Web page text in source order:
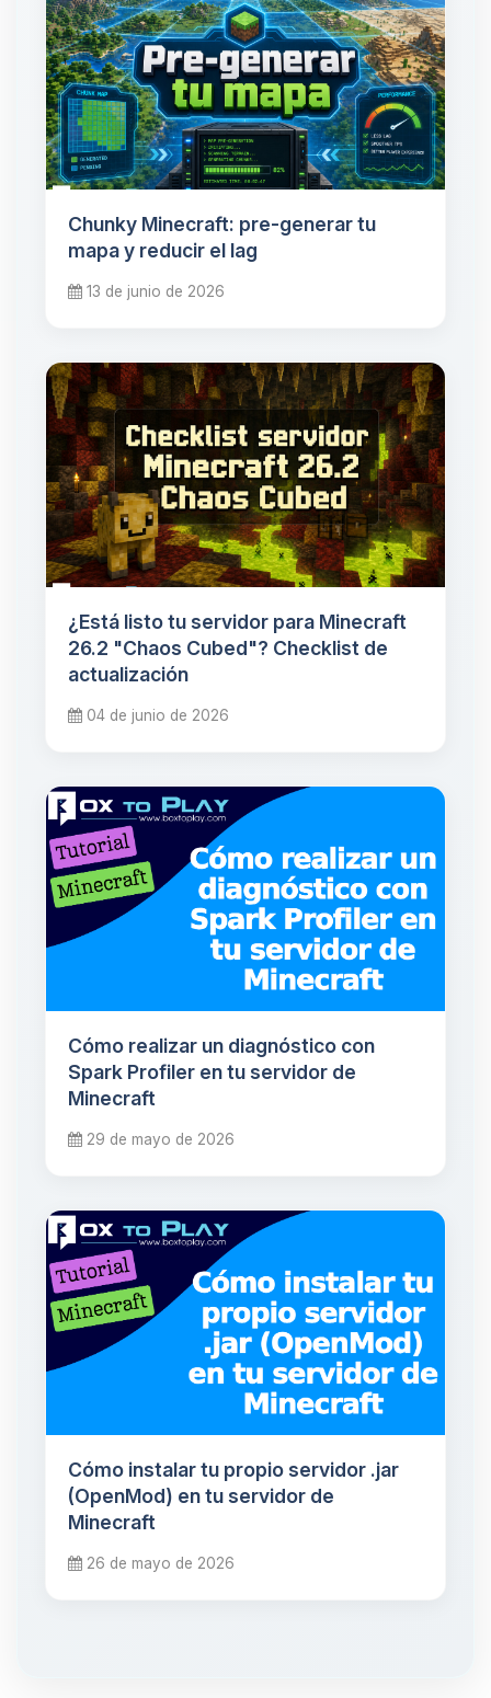
Chunky Minecraft: pre-generar tu
mapa y reducir el lag
13 de junio de 2026
¿Está listo tu servidor para Minecraft
26.2 "Chaos Cubed"? Checklist de
actualización
04 de junio de 2026
Cómo realizar un diagnóstico con
Spark Profiler en tu servidor de
Minecraft
29 de mayo de 2026
Cómo instalar tu propio servidor .jar
(OpenMod) en tu servidor de
Minecraft
26 de mayo de 2026